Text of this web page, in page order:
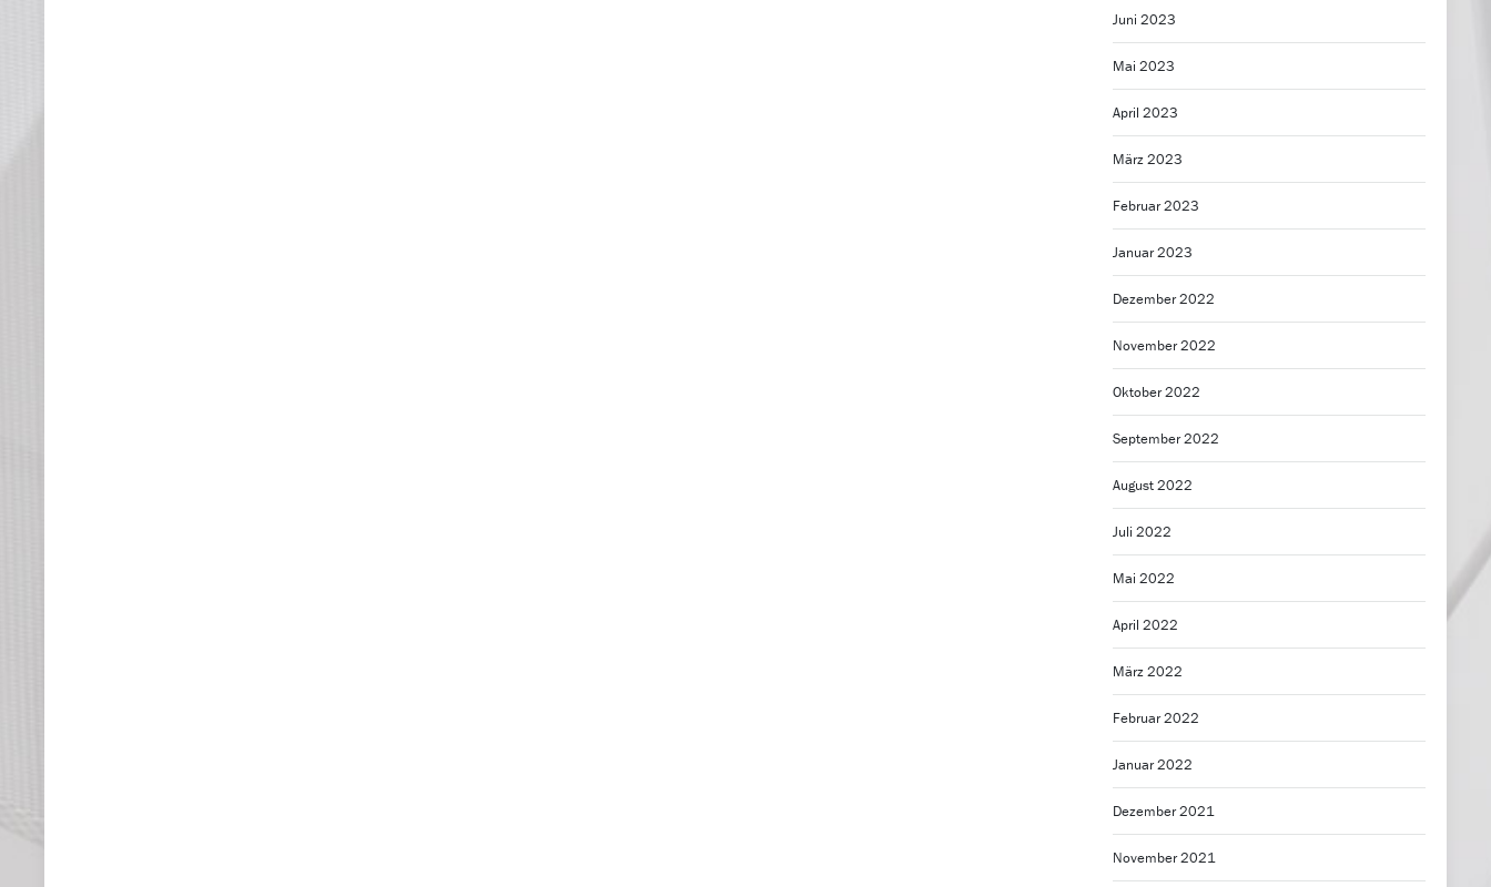
Juni 2023
Mai 2023
April 2023
März 2023
Februar 2023
Januar 2023
Dezember 2022
November 2022
Oktober 2022
September 2022
August 2022
Juli 2022
Mai 2022
April 2022
März 2022
Februar 2022
Januar 2022
Dezember 2021
November 2021